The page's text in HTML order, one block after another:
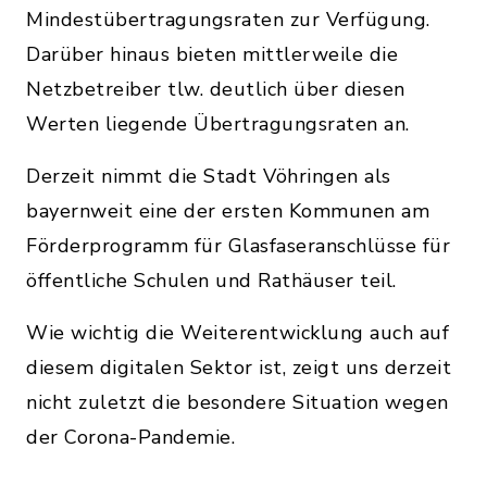
Mindestübertragungsraten zur Verfügung.
Darüber hinaus bieten mittlerweile die
Netzbetreiber tlw. deutlich über diesen
Werten liegende Übertragungsraten an.
Derzeit nimmt die Stadt Vöhringen als
bayernweit eine der ersten Kommunen am
Förderprogramm für Glasfaseranschlüsse für
öffentliche Schulen und Rathäuser teil.
Wie wichtig die Weiterentwicklung auch auf
diesem digitalen Sektor ist, zeigt uns derzeit
nicht zuletzt die besondere Situation wegen
der Corona-Pandemie.